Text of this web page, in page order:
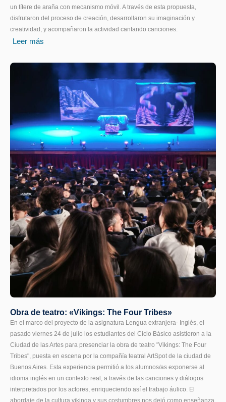
un títere de araña con mecanismo móvil. A través de esta propuesta,
disfrutaron del proceso de creación, desarrollaron su imaginación y
creatividad, y acompañaron la actividad cantando canciones.
Leer más
Obra de teatro: «Vikings: The Four Tribes»
En el marco del proyecto de la asignatura Lengua extranjera- Inglés, el
pasado viernes 24 de julio los estudiantes del Ciclo Básico asistieron a la
Ciudad de las Artes para presenciar la obra de teatro "Vikings: The Four
Tribes", puesta en escena por la compañía teatral ArtSpot de la ciudad de
Buenos Aires. Esta experiencia permitió a los alumnos/as exponerse al
idioma inglés en un contexto real, a través de las canciones y diálogos
interpretados por los actores, enriqueciendo así el trabajo áulico. El
abordaje de la cultura vikinga y sus costumbres nos dejó como enseñanza